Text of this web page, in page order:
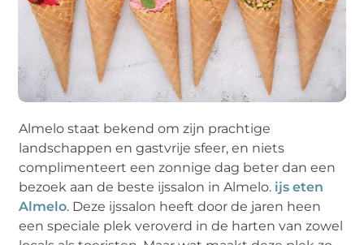
Almelo staat bekend om zijn prachtige
landschappen en gastvrije sfeer, en niets
complimenteert een zonnige dag beter dan een
bezoek aan de beste ijssalon in Almelo. ijs eten
Almelo. Deze ijssalon heeft door de jaren heen
een speciale plek veroverd in de harten van zowel